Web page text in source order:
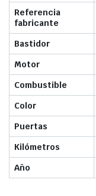
Referencia
fabricante
Bastidor
Motor
Combustible
Color
Puertas
Kilómetros
Año